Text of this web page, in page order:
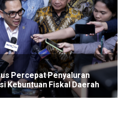
Percepat Penyaluran
Kebuntuan Fiskal Daerah